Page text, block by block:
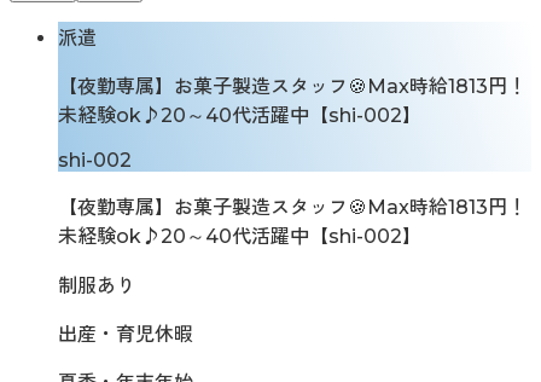
派遣
【夜勤専属】お菓子製造スタッフ🍪Max時給1813円！
未経験ok♪20～40代活躍中【shi-002】
shi-002
【夜勤専属】お菓子製造スタッフ🍪Max時給1813円！
未経験ok♪20～40代活躍中【shi-002】
制服あり
出産・育児休暇